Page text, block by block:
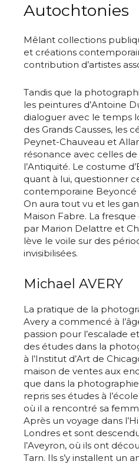
Autochtonies
Mêlant collections
et créations
contribution d’artistes
Tandis que la
les peintures d’Antoine
dialoguer avec le temps
des Grands Causses, les
Peynet-Chauveau et
résonance avec celles
l’Antiquité. Le costume
quant à lui, questionner
contemporaine Beyoncé
On aura tout vu et les
Maison Fabre. La
par Marion Delattre et
lève le voile sur des
invisibilisées.
Michael AVERY
La pratique de la
Avery a commencé à
passion pour l’escalade
des études dans la
à l’Institut d’Art de
maison de ventes aux
que dans la
repris ses études à
où il a rencontré sa
Après un voyage dans
Londres et sont
l’Aveyron, où ils ont
Tarn. Ils s’y installent un